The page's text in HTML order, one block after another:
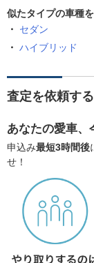
似たタイプの車種
セダン
ハイブリッド
査定を依頼する
あなたの愛車、
申込み最短3時間後
せ！